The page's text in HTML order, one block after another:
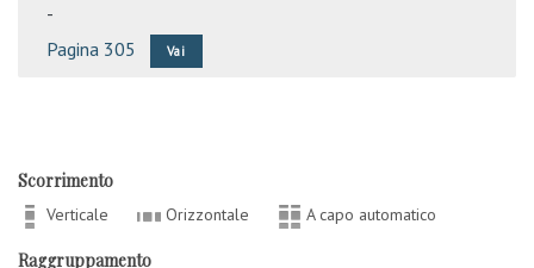
-
Pagina 305
Vai
Scorrimento
Verticale Orizzontale A capo automatico
Raggruppamento